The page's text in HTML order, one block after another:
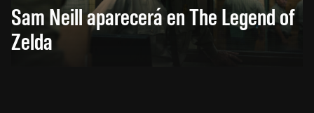
Sam Neill aparecerá en The Legend of
Zelda